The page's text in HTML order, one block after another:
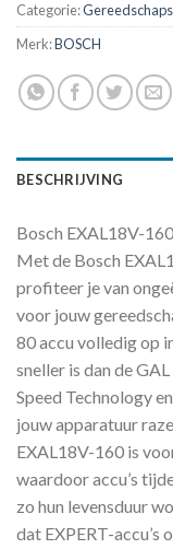
Categorie:
Merk:BOSCH
BESCHRIJVING
Bosch EXAL18V-
Met de Bosch
profiteer je van
voor jouw
80 accu volledig op
sneller is dan de
Speed Technology
jouw apparatuur
EXAL18V-160 is
waardoor accu’s
zo hun levensduur
dat EXPERT-accu’s